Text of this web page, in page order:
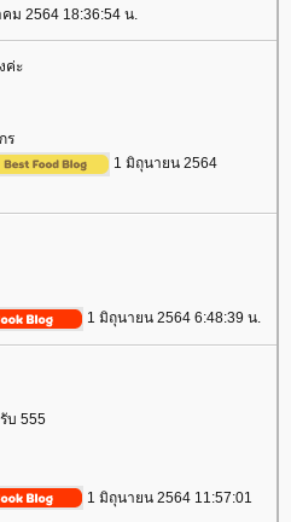
ม 2564 18:36:54 น.
ค่ะ
ร
1 มิถุนายน 2564
1 มิถุนายน 2564 6:48:39 น.
บ 555
1 มิถุนายน 2564 11:57:01